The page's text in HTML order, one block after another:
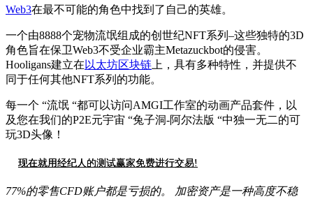
Web3在最不可能的角色中找到了自己的英雄。
一个由8888个宠物流氓组成的创世纪NFT系列–这些独特的3D
角色旨在保卫Web3不受企业霸主Metazuckbot的侵害。
Hooligans建立在 以太坊区块链 上，具有多种特性，并提供不
同于任何其他NFT系列的功能。
每一个 “流氓 “都可以访问AMGI工作室的动画产品套件，以
及您在我们的P2E元宇宙 “兔子洞-阿尔法版 “中独一无二的可
玩3D头像！
现在就用经纪人的测试赢家免费进行交易!
77%的零售CFD账户都是亏损的。 加密资产是一种高度不稳